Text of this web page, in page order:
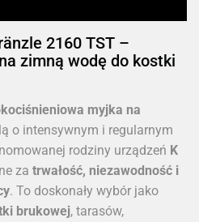
2160 TST –
zimną wodę do kostki
myjka na
o intensywnym i regularnym
rodziny urządzeń K
za trwałość, niezawodność i
. To doskonały wybór jako
brukowej, tarasów,